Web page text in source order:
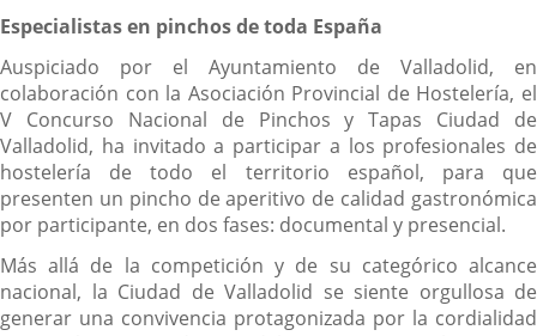
Especialistas en pinchos de toda España
Auspiciado por el Ayuntamiento de Valladolid, en
colaboración con la Asociación Provincial de Hostelería, el
V Concurso Nacional de Pinchos y Tapas Ciudad de
Valladolid, ha invitado a participar a los profesionales de
hostelería de todo el territorio español, para que
presenten un pincho de aperitivo de calidad gastronómica
por participante, en dos fases: documental y presencial.
Más allá de la competición y de su categórico alcance
nacional, la Ciudad de Valladolid se siente orgullosa de
generar una convivencia protagonizada por la cordialidad